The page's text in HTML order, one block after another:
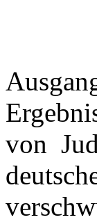
von